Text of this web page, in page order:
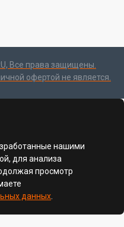
Все права защищены.
офертой не является.
нашими
для анализа
просмотр
данных.